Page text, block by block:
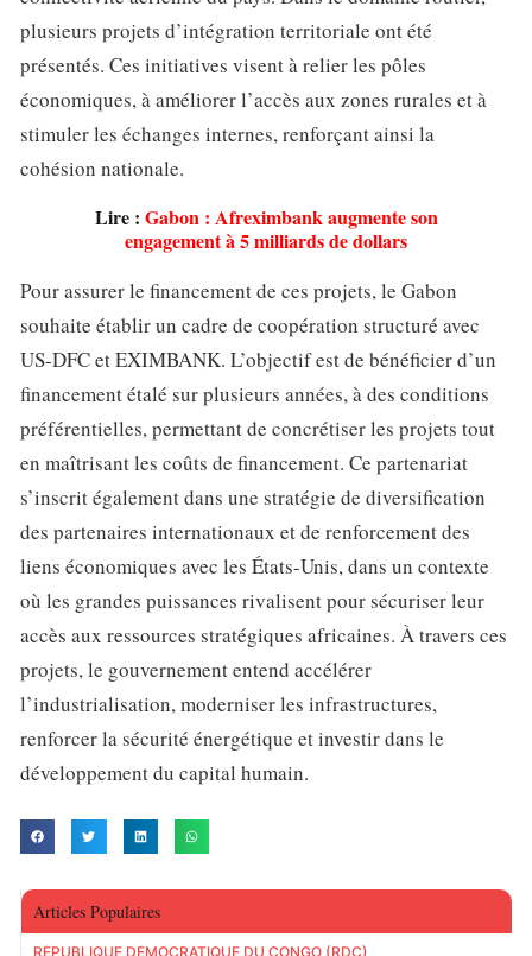
plusieurs projets d’intégration territoriale ont été
présentés. Ces initiatives visent à relier les pôles
économiques, à améliorer l’accès aux zones rurales et à
stimuler les échanges internes, renforçant ainsi la
cohésion nationale.
Lire : Gabon : Afreximbank augmente son
engagement à 5 milliards de dollars
Pour assurer le financement de ces projets, le Gabon
souhaite établir un cadre de coopération structuré avec
US-DFC et EXIMBANK. L’objectif est de bénéficier d’un
financement étalé sur plusieurs années, à des conditions
préférentielles, permettant de concrétiser les projets tout
en maîtrisant les coûts de financement. Ce partenariat
s’inscrit également dans une stratégie de diversification
des partenaires internationaux et de renforcement des
liens économiques avec les États-Unis, dans un contexte
où les grandes puissances rivalisent pour sécuriser leur
accès aux ressources stratégiques africaines. À travers ces
projets, le gouvernement entend accélérer
l’industrialisation, moderniser les infrastructures,
renforcer la sécurité énergétique et investir dans le
développement du capital humain.
Articles Populaires
RÉPUBLIQUE DÉMOCRATIQUE DU CONGO (RDC)